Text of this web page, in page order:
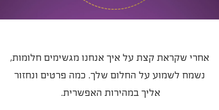
אחרי שקראת קצת על איך אנחנו מגשימים חלומות,
נשמח לשמוע על החלום שלך. כמה פרטים ונחזור
אליך במהירות האפשרית.